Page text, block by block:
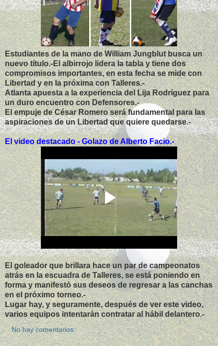
Estudiantes de la mano de William Jungblut busca un
nuevo título.-El albirrojo lidera la tabla y tiene dos
compromisos importantes, en esta fecha se mide con
Libertad y en la próxima con Talleres.-
Atlanta apuesta a la experiencia del Lija Rodríguez para
un duro encuentro con Defensores.-
El empuje de César Romero será fundamental para las
aspiraciones de un Libertad que quiere quedarse.-
El video destacado - Golazo de Alberto Facio.-
El goleador que brillara hace un par de campeonatos
atrás en la escuadra de Talleres, se está poniendo en
forma y manifestó sus deseos de regresar a las canchas
en el próximo torneo.-
Lugar hay, y seguramente, después de ver este video,
varios equipos intentarán contratar al hábil delantero.-
No hay comentarios: